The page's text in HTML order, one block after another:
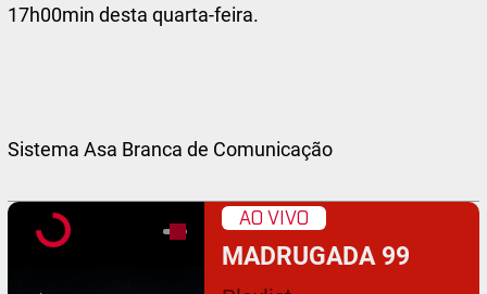
17h00min desta quarta-feira.
Sistema Asa Branca de Comunicação
AO VIVO
MADRUGADA 99